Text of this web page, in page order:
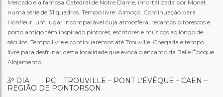
Mercado e a famosa Catedral de Notre Dame, imortalizada por Monet
numa série de 31 quadros. Tempo livre. Almoço. Continuação para
Honfleur, um lugar incomparável cuja atmosfera, recantos pitorescos e
porto antigo têm inspirado pintores, escritores e músicos ao longo de
séculos. Tempo livre e continuaremos até Trouville. Chegada e tempo
livre para desfrutar desta localidade que evoca o encanto da Belle Époque.
Alojamento.
3º DIA PC TROUVILLE – PONT L’ÉVÊQUE – CAEN –
REGIÃO DE PONTORSON